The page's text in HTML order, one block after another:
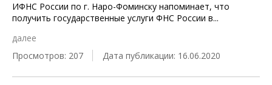
ИФНС России по г. Наро-Фоминску напоминает, что
получить государственные услуги ФНС России в...
далее
Просмотров: 207
Дата публикации: 16.06.2020